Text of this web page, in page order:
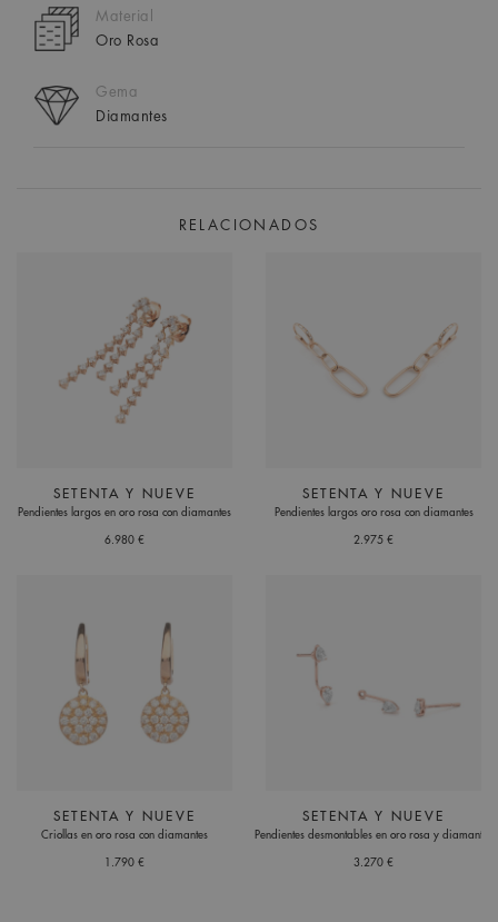
Material
Oro Rosa
Gema
Diamantes
RELACIONADOS
SETENTA Y NUEVE
Pendientes largos en oro rosa con diamantes
6.980 €
SETENTA Y NUEVE
Pendientes largos oro rosa con diamantes
2.975 €
SETENTA Y NUEVE
Criollas en oro rosa con diamantes
1.790 €
SETENTA Y NUEVE
Pendientes desmontables en oro rosa y diamantes
3.270 €